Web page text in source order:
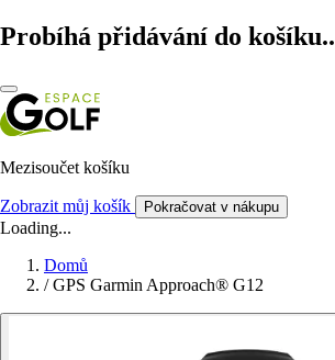
Probíhá přidávání do
Mezisoučet košíku
Zobrazit můj košík Pokračovat v nákupu
Loading...
Domů
/ GPS Garmin Approach® G12